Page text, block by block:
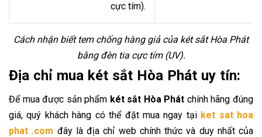
cực tím).
Cách nhận biết tem chống hàng giả của két sắt Hòa Phát
bằng đèn tia cực tím (UV).
Địa chỉ mua két sắt Hòa Phát uy tín:
Để mua được sản phẩm két sắt Hòa Phát chính hãng đúng
giá, quý khách hàng có thể đặt mua ngay tại ket sat hoa
phat .com đây là địa chỉ web chính thức và duy nhất của